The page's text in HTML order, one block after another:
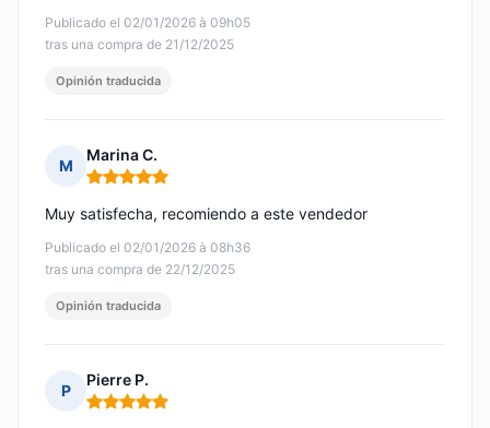
Publicado el 02/01/2026 à 09h05
tras una compra de 21/12/2025
Opinión traducida
M
Marina C.
Nota: 5 de 5
Publicado el 02/01/2026 à 08h36
tras una compra de 22/12/2025
Muy satisfecha, recomiendo a este vendedor
Opinión traducida
P
Pierre P.
Nota: 5 de 5